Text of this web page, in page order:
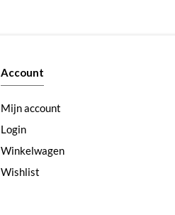
Account
Mijn account
Login
Winkelwagen
Wishlist